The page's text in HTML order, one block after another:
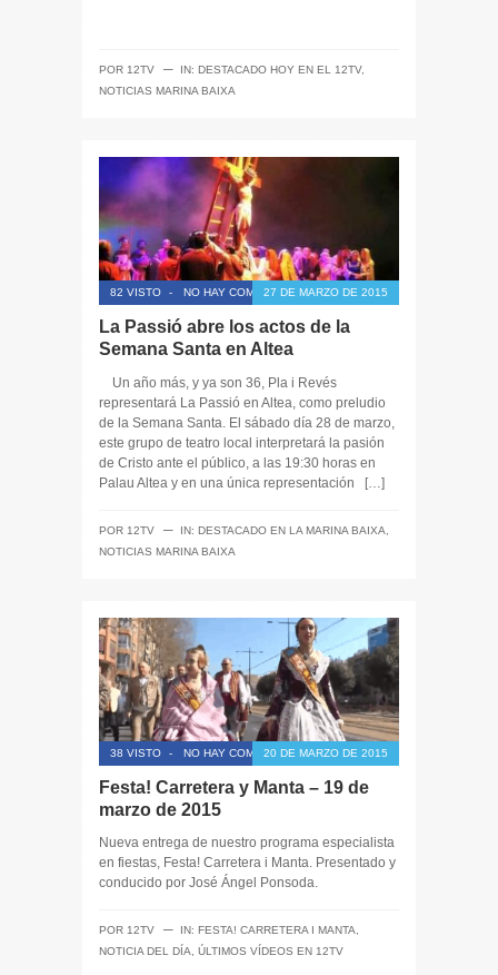
POR 12TV ─ IN: DESTACADO HOY EN EL 12TV,
NOTICIAS MARINA BAIXA
82 VISTO - NO HAY COMENTARIOS27 DE MARZO DE 2015
La Passió abre los actos de la
Semana Santa en Altea
Un año más, y ya son 36, Pla i Revés
representará La Passió en Altea, como preludio
de la Semana Santa. El sábado día 28 de marzo,
este grupo de teatro local interpretará la pasión
de Cristo ante el público, a las 19:30 horas en
Palau Altea y en una única representación […]
POR 12TV ─ IN: DESTACADO EN LA MARINA BAIXA
NOTICIAS MARINA BAIXA
38 VISTO - NO HAY COMENTARIOS20 DE MARZO DE 2015
Festa! Carretera y Manta – 19 de
marzo de 2015
Nueva entrega de nuestro programa especialista
en fiestas, Festa! Carretera i Manta. Presentado y
conducido por José Ángel Ponsoda.
POR 12TV ─ IN: FESTA! CARRETERA I MANTA
NOTICIA DEL DÍA
ÚLTIMOS VÍDEOS EN 12TV